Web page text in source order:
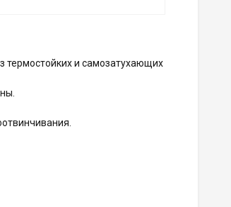
термостойких и самозатухающих